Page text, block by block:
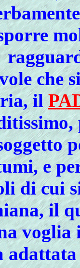
che
il
e
di cui
il
voglia